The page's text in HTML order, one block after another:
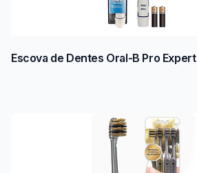
Escova de Dentes Oral-B Pro Expert